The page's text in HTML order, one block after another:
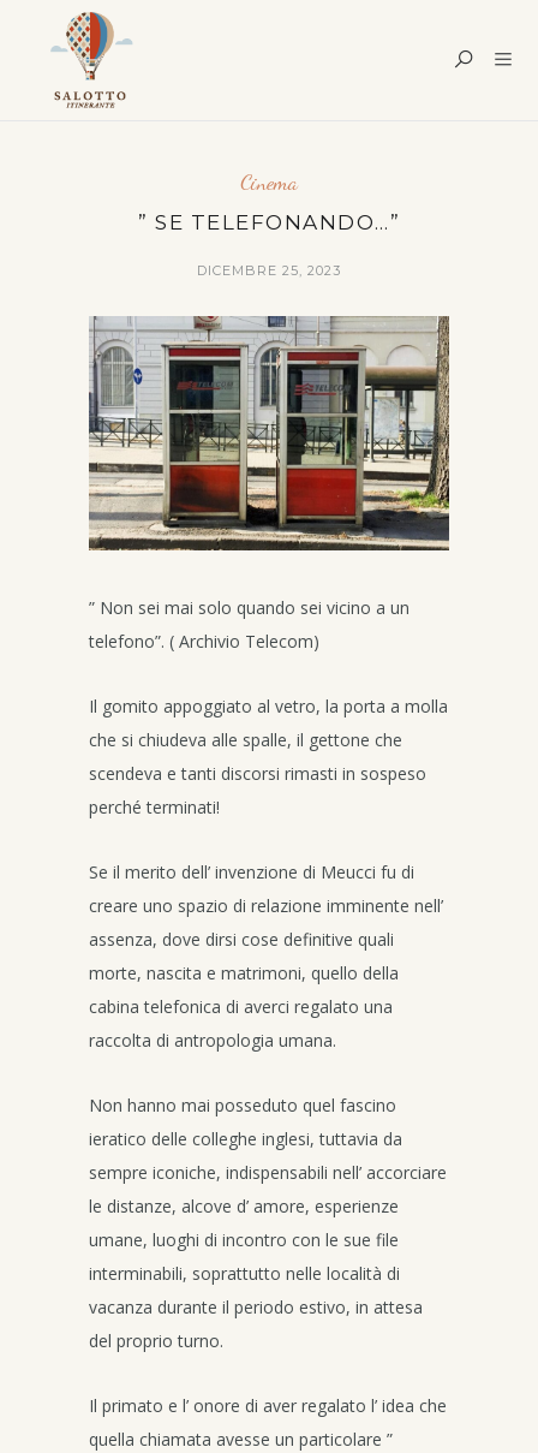
Cinema
” SE TELEFONANDO…”
DICEMBRE 25, 2023
” Non sei mai solo quando sei vicino a un
telefono”. ( Archivio Telecom)
Il gomito appoggiato al vetro, la porta a molla
che si chiudeva alle spalle, il gettone che
scendeva e tanti discorsi rimasti in sospeso
perché terminati!
Se il merito dell’ invenzione di Meucci fu di
creare uno spazio di relazione imminente nell’
assenza, dove dirsi cose definitive quali
morte, nascita e matrimoni, quello della
cabina telefonica di averci regalato una
raccolta di antropologia umana.
Non hanno mai posseduto quel fascino
ieratico delle colleghe inglesi, tuttavia da
sempre iconiche, indispensabili nell’ accorciare
le distanze, alcove d’ amore, esperienze
umane, luoghi di incontro con le sue file
interminabili, soprattutto nelle località di
vacanza durante il periodo estivo, in attesa
del proprio turno.
Il primato e l’ onore di aver regalato l’ idea che
quella chiamata avesse un particolare ”